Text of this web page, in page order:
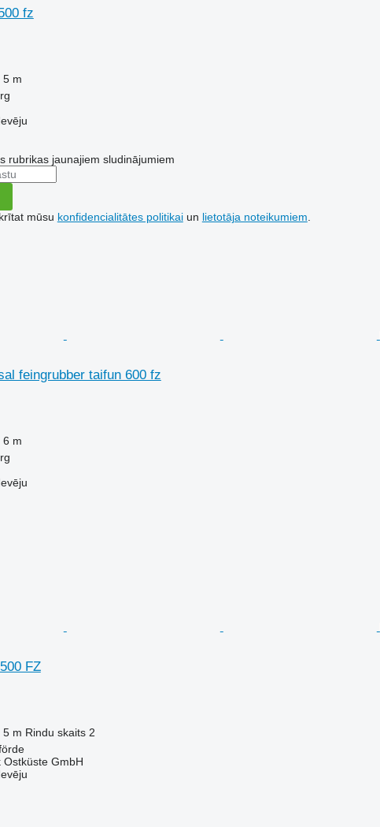
fz
5 m
rubrikas jaunajiem sludinājumiem
mūsu konfidencialitātes politikaiun lietotāja noteikumiem
feingrubber taifun 600 fz
6 m
FZ
5 m Rindu skaits 2
Ostküste GmbH